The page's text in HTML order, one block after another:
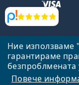
Ние използваме
гарантираме
безпроблмената
Повече
Прегледи
Назад
Lentiamo.bg е
Република Чехия